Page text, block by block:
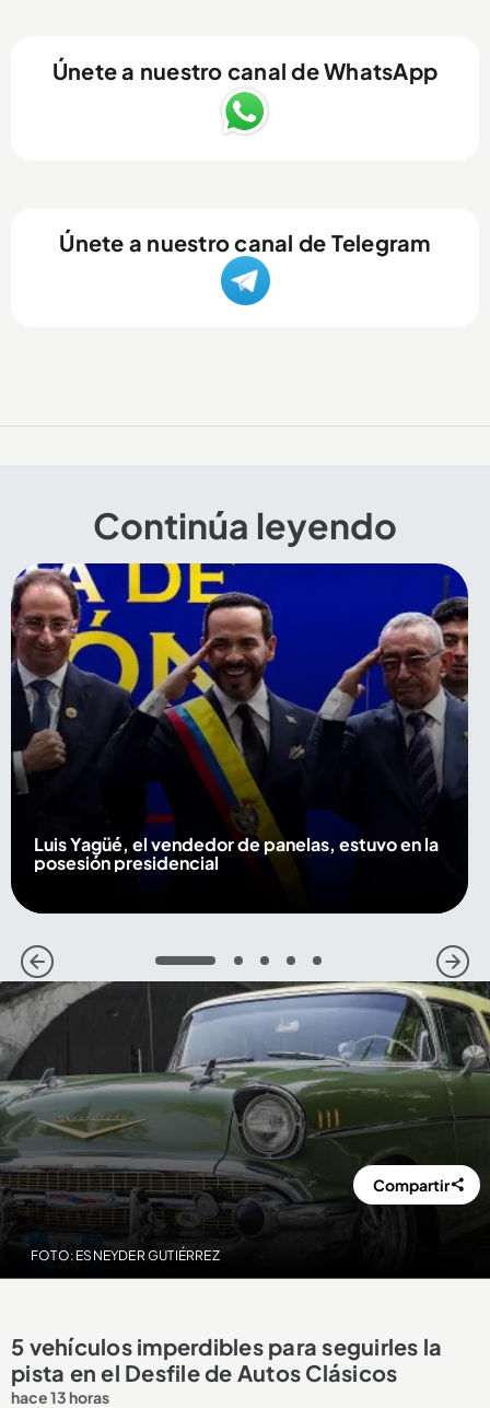
Únete a nuestro canal de WhatsApp
Únete a nuestro canal de Telegram
Continúa leyendo
Luis Yagüé, el vendedor de panelas, estuvo en la
posesión presidencial
1 2 3 4 5
FOTO: ESNEYDER GUTIÉRREZ
Compartir
5 vehículos imperdibles para seguirles la
pista en el Desfile de Autos Clásicos
hace 13 horas